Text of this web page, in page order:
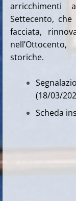
Settecento,
facciata,
storiche.
(18/03/
Scheda